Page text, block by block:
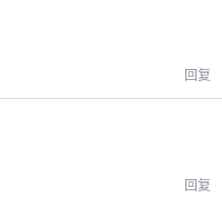
回复
回复